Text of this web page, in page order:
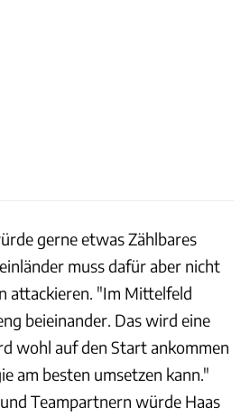
gerne etwas Zählbares
muss dafür aber nicht
attackieren. "Im Mittelfeld
beieinander. Das wird eine
wohl auf den Start ankommen
am besten umsetzen kann."
Teampartnern würde Haas